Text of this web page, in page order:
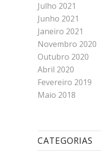
Julho 2021
Junho 2021
Janeiro 2021
Novembro 2020
Outubro 2020
Abril 2020
Fevereiro 2019
Maio 2018
CATEGORIAS